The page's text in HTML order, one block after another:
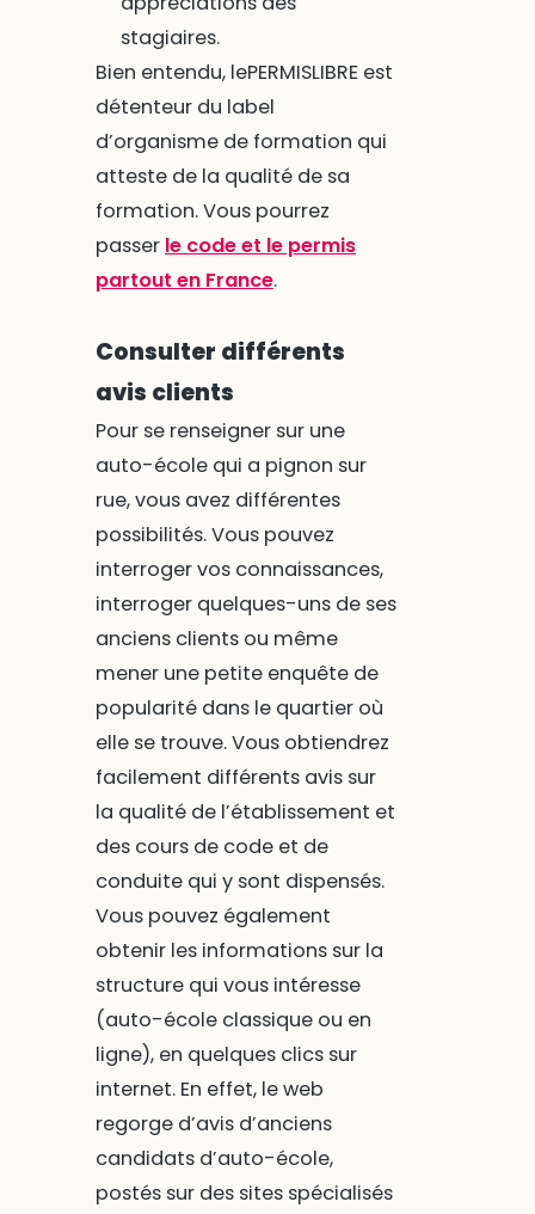
stagiaires.
Bien entendu, lePERMISLIBRE est
détenteur du label
d’organisme de formation qui
atteste de la qualité de sa
formation. Vous pourrez
passer le code et le permis
partout en France.
Consulter différents
avis clients
Pour se renseigner sur une
auto-école qui a pignon sur
rue, vous avez différentes
possibilités. Vous pouvez
interroger vos connaissances,
interroger quelques-uns de ses
anciens clients ou même
mener une petite enquête de
popularité dans le quartier où
elle se trouve. Vous obtiendrez
facilement différents avis sur
la qualité de l’établissement et
des cours de code et de
conduite qui y sont dispensés.
Vous pouvez également
obtenir les informations sur la
structure qui vous intéresse
(auto-école classique ou en
ligne), en quelques clics sur
internet. En effet, le web
regorge d’avis d’anciens
candidats d’auto-école,
postés sur des sites spécialisés